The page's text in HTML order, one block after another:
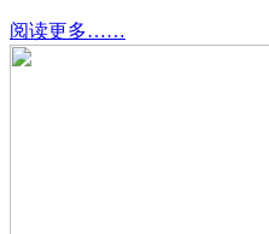
阅读更多……